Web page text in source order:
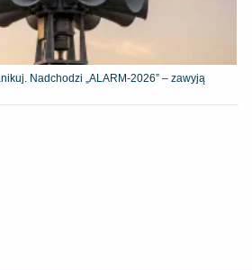
Nadchodzi „ALARM-2026” – zawyją